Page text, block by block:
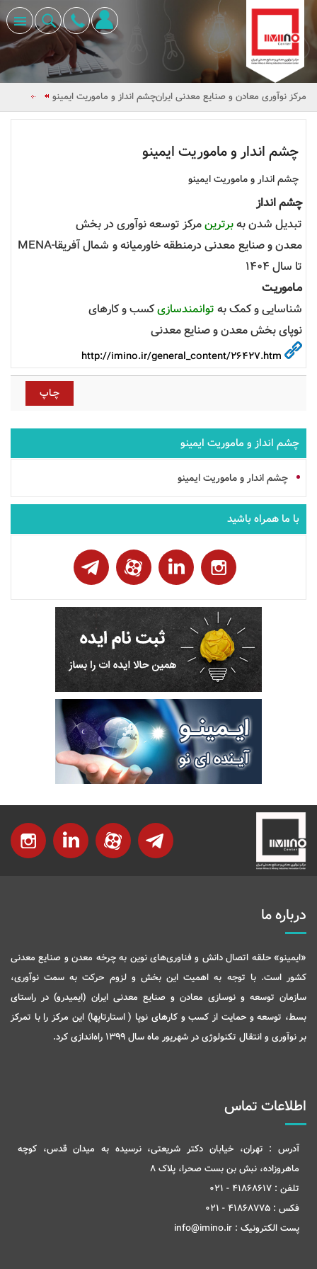
مرکز نوآوری معادن و صنایع معدنی ایرانچشم انداز و ماموریت ایمینو
چشم اندار و ماموریت ایمینو
چشم اندار و ماموریت ایمینو
چشم انداز
تبدیل شدن بهبرترینمرکز توسعه نوآوری در بخش
معدن و صنایع معدنی درمنطقه خاورمیانه و شمال آفریقا-MENA
تا سال 1404
مـاموریـت
شناسایی و کمک به توانمندسازیکسب و کارهای
نوپای بخش معدن و صنایع معدنی
چشم انداز و ماموریت ایمینو
چشم اندار و ماموریت ایمینو
با ما همراه باشید
درباره ما
«ایمینو» حلقه اتصال دانش و فناوری‌های نوین به چرخه معدن و صنایع معدنی
کشور است. با توجه به اهمیت این بخش و لزوم حرکت به سمت نوآوری،
سازمان توسعه و نوسازی معادن و صنایع معدنی ایران (ایمیدرو) در راستای
بسط، توسعه و حمایت از کسب و کارهای نوپا ( استارتاپها) این مرکز را با تمرکز
بر نوآوری و انتقال تکنولوژی در شهریور ماه سال 1399 راه‌اندازی کرد.
اطلاعات تماس
آدرس : تهران، خیابان دکتر شریعتی، نرسیده به میدان قدس، کوچه
ماهروزاده، نبش بن بست صحرا، پلاک 8
تلفن : 41868617 - 021
فکس : 41868775 - 021
پست الکترونیک : info@imino.ir